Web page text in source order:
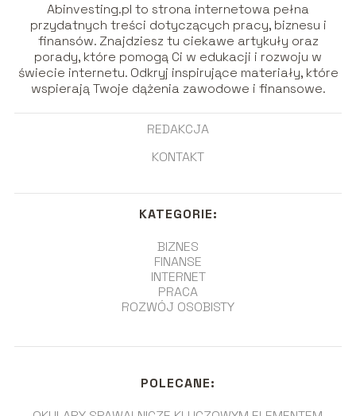
Abinvesting.pl to strona internetowa pełna
przydatnych treści dotyczących pracy, biznesu i
finansów. Znajdziesz tu ciekawe artykuły oraz
porady, które pomogą Ci w edukacji i rozwoju w
świecie internetu. Odkryj inspirujące materiały, które
wspierają Twoje dążenia zawodowe i finansowe.
REDAKCJA
KONTAKT
KATEGORIE:
BIZNES
FINANSE
INTERNET
PRACA
ROZWÓJ OSOBISTY
POLECANE: